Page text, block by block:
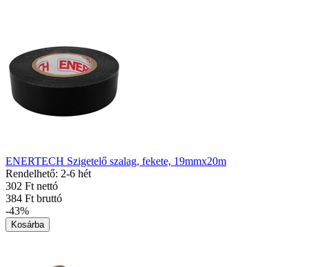
ENERTECH Szigetelő szalag, fekete, 19mmx20m
Rendelhető: 2-6 hét
302 Ft nettó
384 Ft bruttó
-43%
Kosárba